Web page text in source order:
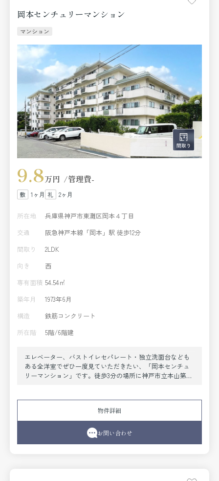
岡本センチュリーマンション
マンション
9.8万円 管理費-
1ヶ月 2ヶ月
所在地
兵庫県神戸市東灘区岡本４丁目
交通
阪急神戸本線「岡本」駅 徒歩12分
間取り
2LDK
向き
西
専有面積 54.54㎡
築年月
1973年6月
構造
鉄筋コンクリート
所在階
5階/6階建
エレベーター、バストイレセパレート・独立洗面台なども
ある全洋室でぜひ一度見ていただきたい、「岡本センチュ
リーマンション」です。徒歩3分の場所に神戸市立本山第二
たら、お気軽に当社へお問い合わせ下さい。
物件詳細
お問い合わせ